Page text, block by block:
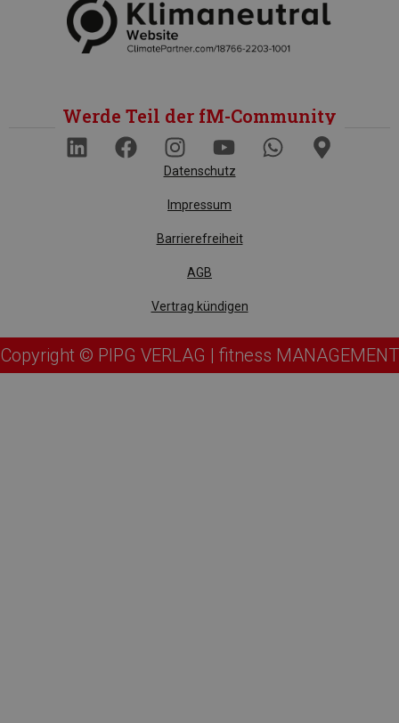
Werde Teil der fM-Community
Datenschutz
Impressum
Barrierefreiheit
AGB
Vertrag kündigen
Copyright © PIPG VERLAG | fitness MANAGEMENT